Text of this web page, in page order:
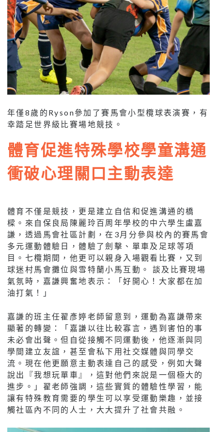
年僅8歲的Ryson參加了賽馬會小型欖球表演賽，有
幸踏足世界級比賽場地競技。
體育促進特殊學校學童溝通
衝破心理關口主動表達
體育不僅是競技，更是建立自信和促進溝通的橋
樑。來自保良局陳麗玲百周年學校的中六學生盧嘉
謙，透過馬會社區計劃，在3月分參與校內的賽馬會
多元運動體驗日，體驗了劍擊、單車及足球等項
目。七欖期間，他更可以親身入場觀看比賽，又到
球迷村馬會攤位與雪特蘭小馬互動。 談及比賽現場
氣氛時，嘉謙興奮地表示：「好開心！大家都在加
油打氣！」
嘉謙的班主任翟彥婷老師留意到，運動為嘉謙帶來
顯著的轉變：「嘉謙以往比較寡言，遇到害怕的事
未必會出聲。但自從接觸不同運動後，他逐漸與同
學間建立友誼，甚至會私下用社交媒體與同學交
流。現在他更願意主動表達自己的感受，例如大聲
說出『我想玩單車』，這對他們來說是一個極大的
進步。」翟老師強調，這些實質的體驗性學習，能
讓有特殊教育需要的學生可以享受運動樂趣，並接
觸社區內不同的人士，大大提升了社會共融。